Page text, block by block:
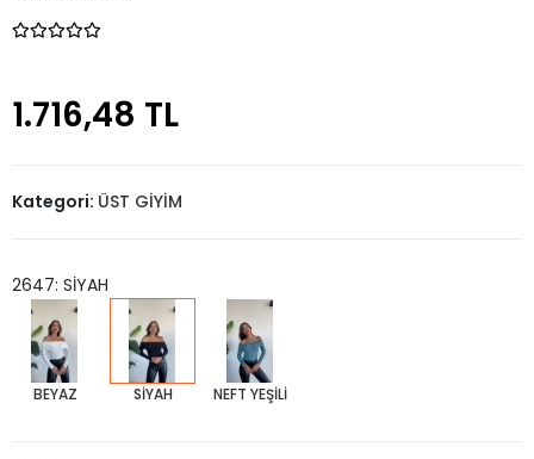
1.716,48 TL
Kategori: ÜST GİYİM
2647: SİYAH
BEYAZ SİYAH NEFT YEŞİLİ